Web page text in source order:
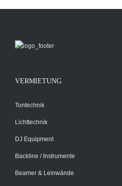
VERMIETUNG
Tontechnik
Lichttechnik
DJ Equipment
Backline / Instrumente
Beamer & Leinwände